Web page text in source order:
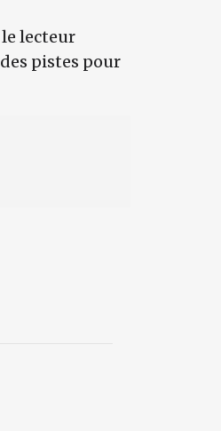
lecteur
pistes pour